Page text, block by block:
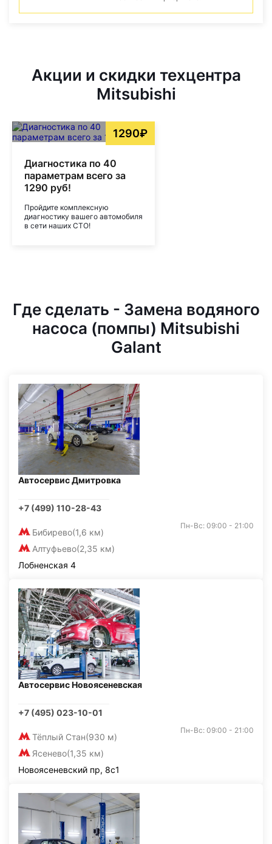
Акции и скидки техцентра
Mitsubishi
1290₽
Диагностика по 40
параметрам всего за
1290 руб!
Пройдите комплексную
диагностику вашего автомобиля
в сети наших СТО!
Где сделать - Замена водяного
насоса (помпы) Mitsubishi
Galant
Автосервис Дмитровка
+7 (499) 110-28-43
Бибирево(1,6 км)
Алтуфьево(2,35 км)
Пн-Вс: 09:00 - 21:00
Лобненская 4
Автосервис Новоясеневская
+7 (495) 023-10-01
Тёплый Стан(930 м)
Ясенево(1,35 км)
Пн-Вс: 09:00 - 21:00
Новоясеневский пр, 8с1